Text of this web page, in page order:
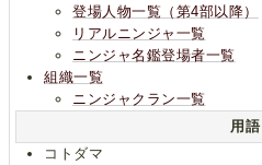
登場人物一覧（第4部以降）
リアルニンジャ一覧
ニンジャ名鑑登場者一覧
組織一覧
ニンジャクラン一覧
用語
コトダマ